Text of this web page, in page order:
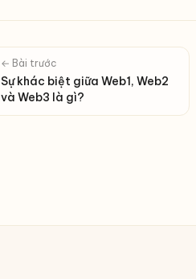
← Bài trước
Sự khác biệt giữa Web1, Web2
và Web3 là gì?